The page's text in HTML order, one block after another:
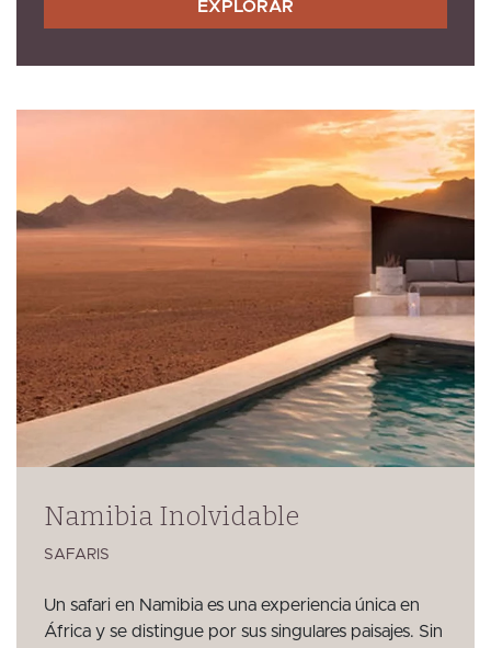
EXPLORAR
Namibia Inolvidable
SAFARIS
Un safari en Namibia es una experiencia única en
África y se distingue por sus singulares paisajes. Sin